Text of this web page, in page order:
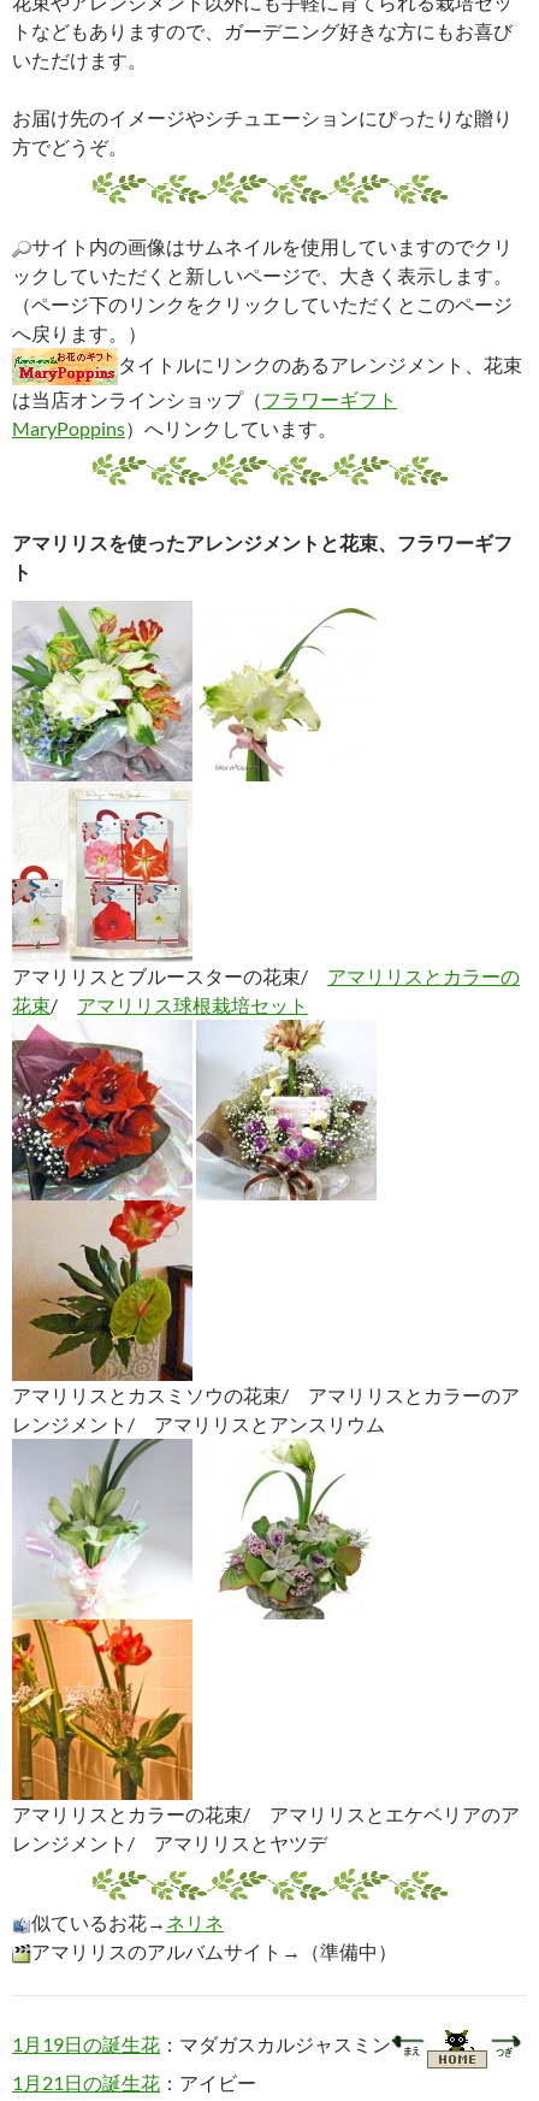
トなどもありますので、ガーデニング好きな方にもお喜び
いただけます。
お届け先のイメージやシチュエーションにぴったりな贈り
方でどうぞ。
サイト内の画像はサムネイルを使用していますのでクリ
ックしていただくと新しいページで、大きく表示します。
（ページ下のリンクをクリックしていただくとこのページ
へ戻ります。）
タイトルにリンクのあるアレンジメント、花束
は当店オンラインショップ（フラワーギフト
MaryPoppins）へリンクしています。
アマリリスを使ったアレンジメントと花束、フラワーギフ
ト
アマリリスとブルースターの花束/ アマリリスとカラーの
花束/ アマリリス球根栽培セット
アマリリスとカスミソウの花束/ アマリリスとカラーのア
レンジメント/ アマリリスとアンスリウム
アマリリスとカラーの花束/ アマリリスとエケベリアのア
レンジメント/ アマリリスとヤツデ
似ているお花→ ネリネ
アマリリスのアルバムサイト→（準備中）
1月19日の誕生花 ：マダガスカルジャスミン
1月21日の誕生花 ：アイビー